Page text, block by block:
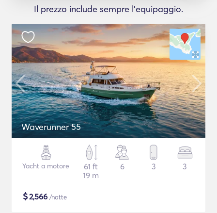
Il prezzo include sempre l'equipaggio.
Waverunner 55
Yacht a motore
61 ft
19 m
6 3 3
$2,566 /notte